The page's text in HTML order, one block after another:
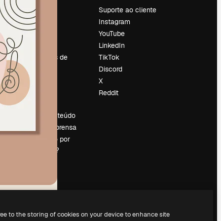
Preços
Sobre nós
Reviews
Emprego
Tendências de
pesquisa
Blog
Eventos
Slidesgo
Vender conteúdo
Sala de imprensa
Procurando por
magnific.ai?
Suporte ao cliente
Instagram
YouTube
LinkedIn
TikTok
Discord
X
Reddit
to the storing of cookies on your device to enhance site